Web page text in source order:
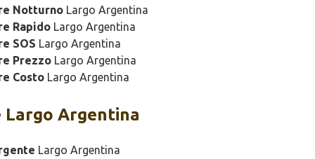
NotturnoLargo Argentina
RapidoLargo Argentina
SOS Largo Argentina
PrezzoLargo Argentina
CostoLargo Argentina
Argentina
Largo Argentina